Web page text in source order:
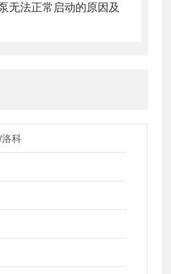
无法正常启动的原因及
洛科